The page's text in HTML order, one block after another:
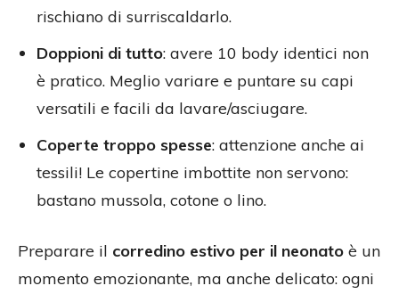
rischiano di surriscaldarlo.
Doppioni di tutto: avere 10 body identici non
è pratico. Meglio variare e puntare su capi
versatili e facili da lavare/asciugare.
Coperte troppo spesse: attenzione anche ai
tessili! Le copertine imbottite non servono:
bastano mussola, cotone o lino.
Preparare il corredino estivo per il neonato è un
momento emozionante, ma anche delicato: ogni